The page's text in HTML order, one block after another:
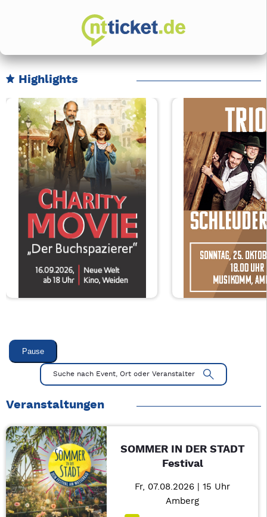
Highlights
Karussell Veranstaltungen überspringen
Pause
Veranstaltung 1 von 3: Charity Movie – 3/3
Mit Tab zu den Steuerelementen wechseln. Mit Pfeiltasten
Suche nach Event, Ort oder Veranstalter
Veranstaltungen
SOMMER IN DER STADT
Festival
Fr, 07.08.2026 | 15 Uhr
Amberg